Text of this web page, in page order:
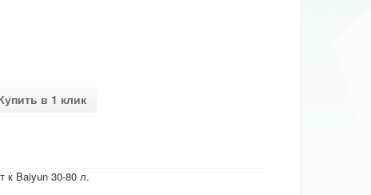
в 1 клик
к Baiyun 30-80 л.